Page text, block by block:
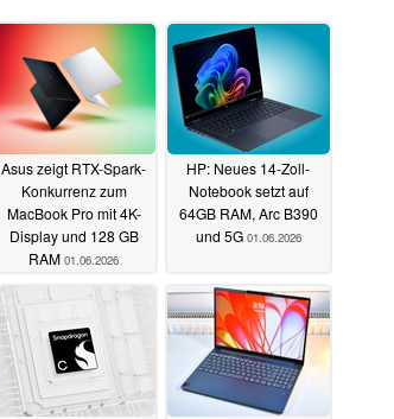
Asus zeigt RTX-Spark-
Konkurrenz zum
MacBook Pro mit 4K-
Display und 128 GB
RAM 01.06.2026
HP: Neues 14-Zoll-
Notebook setzt auf
64GB RAM, Arc B390
und 5G 01.06.2026